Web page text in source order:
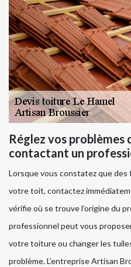
Réglez vos problèmes
contactant un
Lorsque vous constatez que des
votre toit, contactez
vérifie où se trouve l’origine du
professionnel peut vous
votre toiture ou changer les
problème. L’entreprise Artisan